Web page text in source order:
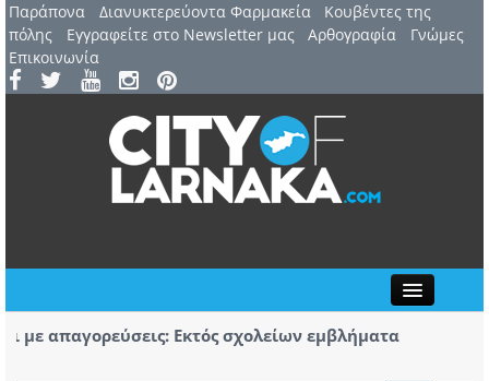
Παράπονα Διανυκτερεύοντα Φαρμακεία
Kουβέντες της
πόλης
Εγγραφείτε στο Newsletter μας Αρθογραφία
Γνώμες
Επικοινωνία
με απαγορεύσεις: Εκτός σχολείων εμβλήματα